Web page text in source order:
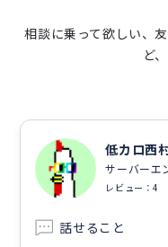
相談に乗って欲しい、
ど
低カロ西
サーバーエ
レビュー：4
話せること